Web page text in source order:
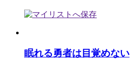
眠れる勇者は目覚めない